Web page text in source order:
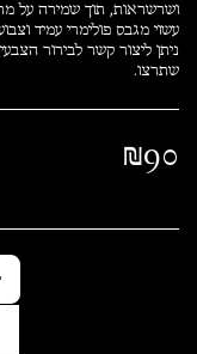
ניתן ליצור קשר לבירור
שתרצו.
₪90